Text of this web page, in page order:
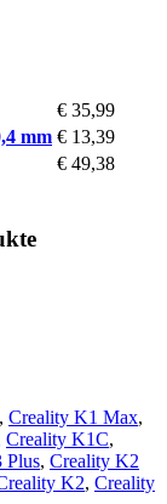
€ 35,99
mm € 13,39
€ 49,38
, Creality K1 Max,
Creality K1C,
Plus, Creality K2
K2, Creality